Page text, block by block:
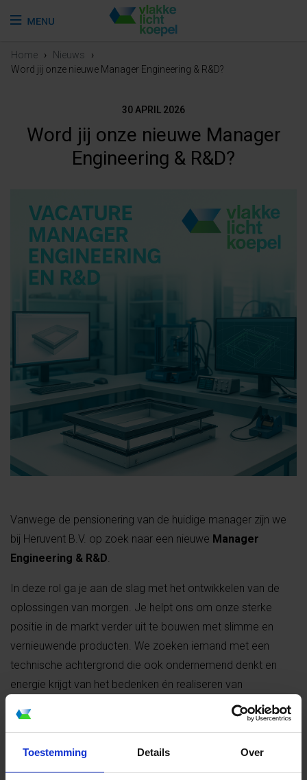
Toestemming Details Over
Home › Nieuws ›
Word jij onze nieuwe Manager Engineering & R&D?
30 APRIL 2026
Word jij onze nieuwe Manager
Engineering & R&D?
Vanwege de pensionering van de huidige manager zijn we
bij Heruvent B.V. op zoek naar een nieuwe Manager
Engineering & R&D.
In deze rol ga je aan de slag met het ontwikkelen van de
oplossingen van morgen. Je helpt ons om onze sterke
positie in de markt verder uit te bouwen met slimme en
vernieuwende producten. We zoeken iemand met een
technische achtergrond die ook ondernemend denkt en
energie krijgt van het bedenken én realiseren van
innovatieve ideeën die commercieel interessant zijn.
De werving voor deze functie loopt exclusief via executive
search bureau Lodiers & Partners in Hilversum.
Benieuwd naar het volledige profiel en de